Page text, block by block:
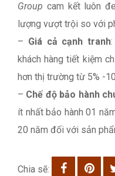
Group cam kết luôn
lượng vượt trội so với
– Giá cả cạnh tranh
khách hàng tiết kiệm
hơn thị trường từ 5% -
– Chế độ bảo hành
ít nhất bảo hành 01
20 năm đối với sản
Chia sẽ: